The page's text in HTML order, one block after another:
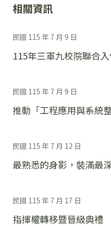
相關資訊
民國 115 年 7 月 9 日
115年三軍九校院聯合
民國 115 年 7 月 9 日
推動「工程應用與系統
民國 115 年 7 月 12 日
最熟悉的身影，裝滿最
民國 115 年 7 月 17 日
指揮權轉移暨晉級典禮